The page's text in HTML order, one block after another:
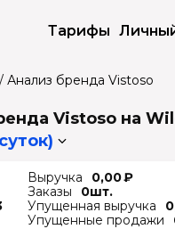
Тарифы
Анализ бренда Vistoso
Vistoso на
Выручка
0,00 ₽
Заказы
0шт.
Упущенная выручка
Упущенные продажи